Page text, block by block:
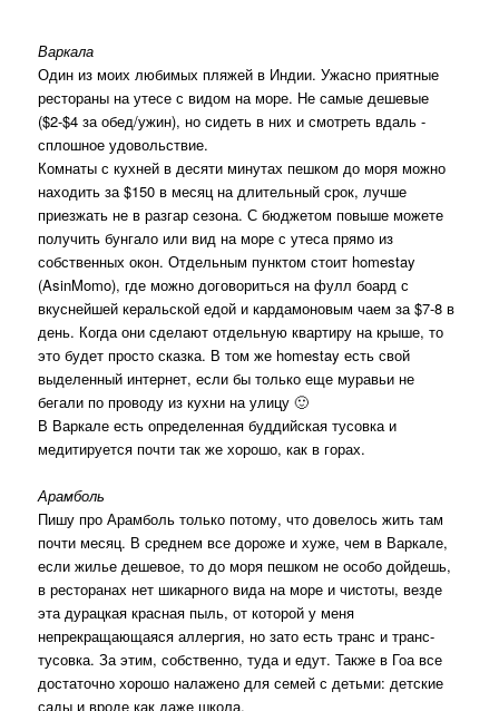
Варкала
Один из моих любимых пляжей в Индии. Ужасно приятные
рестораны на утесе с видом на море. Не самые дешевые
($2-$4 за обед/ужин), но сидеть в них и смотреть вдаль -
сплошное удовольствие.
Комнаты с кухней в десяти минутах пешком до моря можно
находить за $150 в месяц на длительный срок, лучше
приезжать не в разгар сезона. С бюджетом повыше можете
получить бунгало или вид на море с утеса прямо из
собственных окон. Отдельным пунктом стоит homestay
(AsinMomo), где можно договориться на фулл боард с
вкуснейшей керальской едой и кардамоновым чаем за $7-8 в
день. Когда они сделают отдельную квартиру на крыше, то
это будет просто сказка. В том же homestay есть свой
выделенный интернет, если бы только еще муравьи не
бегали по проводу из кухни на улицу 🙂
В Варкале есть определенная буддийская тусовка и
медитируется почти так же хорошо, как в горах.
Арамболь
Пишу про Арамболь только потому, что довелось жить там
почти месяц. В среднем все дороже и хуже, чем в Варкале,
если жилье дешевое, то до моря пешком не особо дойдешь,
в ресторанах нет шикарного вида на море и чистоты, везде
эта дурацкая красная пыль, от которой у меня
непрекращающаяся аллергия, но зато есть транс и транс-
тусовка. За этим, собственно, туда и едут. Также в Гоа все
достаточно хорошо налажено для семей с детьми: детские
сады и вроде как даже школа.